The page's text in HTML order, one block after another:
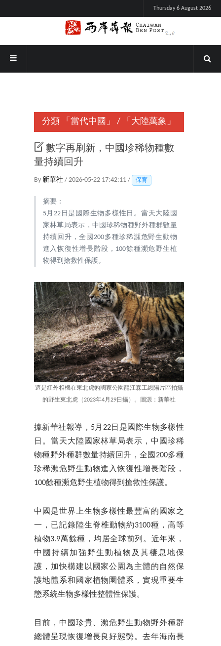
Thursday 6 August 2026
分類 「當代中國」 / 「大陸萬象」
數字再刷新，中國珍稀物種數
量持續回升
By 新華社 / 2026-05-22 17:42:11 / 保育
摘要：
5月22日是國際生物多樣性日。當天大陸國
家林草局表示，中國珍稀物種野外種群數量
持續回升，全國200多種珍稀瀕危野生動物
進入恢復性增長階段，100餘種瀕危野生植
物得到搶救性保護。
這是紅外相機在東北虎豹國家公園龍江森工綏陽片區拍攝
的野生東北虎（2023年4月29日攝）。圖源：新華社
據新華社報導，5月22日是國際生物多樣性
日。當天大陸國家林草局表示，中國珍稀
物種野外種群數量持續回升，全國200多種
珍稀瀕危野生動物進入恢復性增長階段，
100餘種瀕危野生植物得到搶救性保護。
中國是世界上生物多樣性最豐富的國家之
一，已記錄陸生脊椎動物約3100種，高等
植物3.9萬餘種，均居全球前列。近年來，
中國持續加強野生動植物及其棲息地保
護，加快構建以國家公園為主體的自然保
護地體系和國家植物園體系，實現重要生
態系統生物多樣性整體性保護。
目前，中國珍貴、瀕危野生動物野外種群
總體呈現恢復增長良好態勢。去年海南長